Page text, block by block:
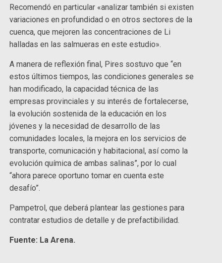
Recomendó en particular «analizar también si existen
variaciones en profundidad o en otros sectores de la
cuenca, que mejoren las concentraciones de Li
halladas en las salmueras en este estudio».
A manera de reflexión final, Pires sostuvo que “en
estos últimos tiempos, las condiciones generales se
han modificado, la capacidad técnica de las
empresas provinciales y su interés de fortalecerse,
la evolución sostenida de la educación en los
jóvenes y la necesidad de desarrollo de las
comunidades locales, la mejora en los servicios de
transporte, comunicación y habitacional, así como la
evolución química de ambas salinas”, por lo cual
“ahora parece oportuno tomar en cuenta este
desafío”.
Pampetrol, que deberá plantear las gestiones para
contratar estudios de detalle y de prefactibilidad.
Fuente: La Arena.